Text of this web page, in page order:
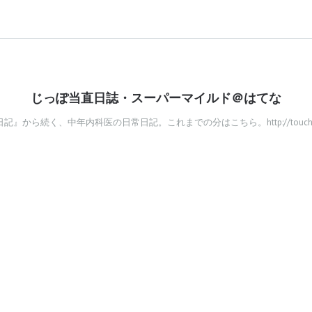
じっぽ当直日誌・スーパーマイルド＠はてな
記』から続く、中年内科医の日常日記。これまでの分はこちら。http://